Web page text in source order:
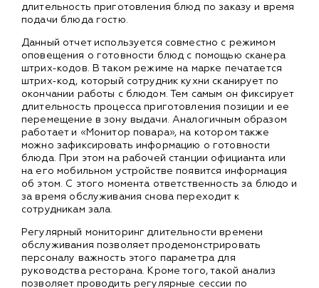
длительность приготовления блюд по заказу и время
подачи блюда гостю.
Данный отчет используется совместно с режимом
оповещения о готовности блюд с помощью сканера
штрих-кодов. В таком режиме на марке печатается
штрих-код, который сотрудник кухни сканирует по
окончании работы с блюдом. Тем самым он фиксирует
длительность процесса приготовления позиции и ее
перемещение в зону выдачи. Аналогичным образом
работает и «Монитор повара», на котором также
можно зафиксировать информацию о готовности
блюда. При этом на рабочей станции официанта или
на его мобильном устройстве появится информация
об этом. С этого момента ответственность за блюдо и
за время обслуживания снова переходит к
сотрудникам зала.
Регулярный мониторинг длительности времени
обслуживания позволяет продемонстрировать
персоналу важность этого параметра для
руководства ресторана. Кроме того, такой анализ
позволяет проводить регулярные сессии по